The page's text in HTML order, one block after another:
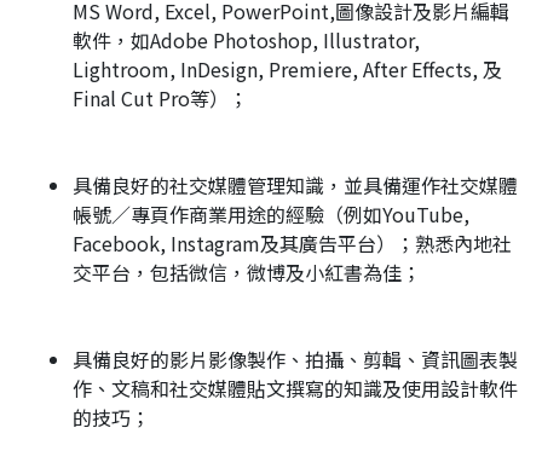
MS Word, Excel, PowerPoint,圖像設計及影片編輯
軟件，如Adobe Photoshop, Illustrator,
Lightroom, InDesign, Premiere, After Effects, 及
Final Cut Pro等）；
具備良好的社交媒體管理知識，並具備運作社交媒體
帳號／專頁作商業用途的經驗（例如YouTube,
Facebook, Instagram及其廣告平台）；熟悉內地社
交平台，包括微信，微博及小紅書為佳；
具備良好的影片影像製作、拍攝、剪輯、資訊圖表製
作、文稿和社交媒體貼文撰寫的知識及使用設計軟件
的技巧；